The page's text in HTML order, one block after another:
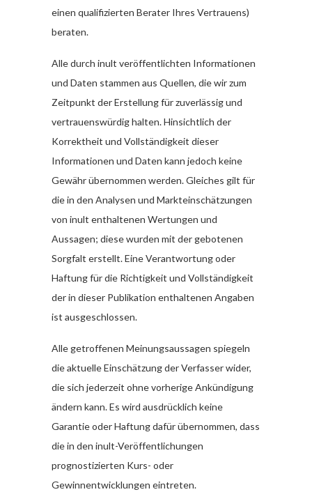
einen qualifizierten Berater Ihres Vertrauens)
beraten.
Alle durch inult veröffentlichten Informationen
und Daten stammen aus Quellen, die wir zum
Zeitpunkt der Erstellung für zuverlässig und
vertrauenswürdig halten. Hinsichtlich der
Korrektheit und Vollständigkeit dieser
Informationen und Daten kann jedoch keine
Gewähr übernommen werden. Gleiches gilt für
die in den Analysen und Markteinschätzungen
von inult enthaltenen Wertungen und
Aussagen; diese wurden mit der gebotenen
Sorgfalt erstellt. Eine Verantwortung oder
Haftung für die Richtigkeit und Vollständigkeit
der in dieser Publikation enthaltenen Angaben
ist ausgeschlossen.
Alle getroffenen Meinungsaussagen spiegeln
die aktuelle Einschätzung der Verfasser wider,
die sich jederzeit ohne vorherige Ankündigung
ändern kann. Es wird ausdrücklich keine
Garantie oder Haftung dafür übernommen, dass
die in den inult-Veröffentlichungen
prognostizierten Kurs- oder
Gewinnentwicklungen eintreten.